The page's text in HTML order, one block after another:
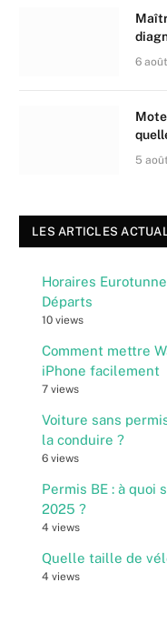
6
5
LES ARTICLES
Horaires
Départs
10 views
Comment mettre
iPhone facilement
7 views
Voiture sans
la conduire ?
6 views
Permis BE : à quoi
2025 ?
4 views
Quelle taille de
4 views